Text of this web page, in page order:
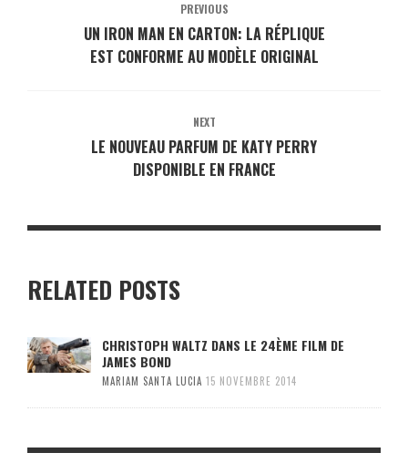
PREVIOUS
UN IRON MAN EN CARTON: LA RÉPLIQUE
EST CONFORME AU MODÈLE ORIGINAL
NEXT
LE NOUVEAU PARFUM DE KATY PERRY
DISPONIBLE EN FRANCE
RELATED POSTS
CHRISTOPH WALTZ DANS LE 24ÈME FILM DE
JAMES BOND
MARIAM SANTA LUCIA 15 NOVEMBRE 2014